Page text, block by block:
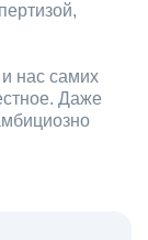
нас самих
Даже